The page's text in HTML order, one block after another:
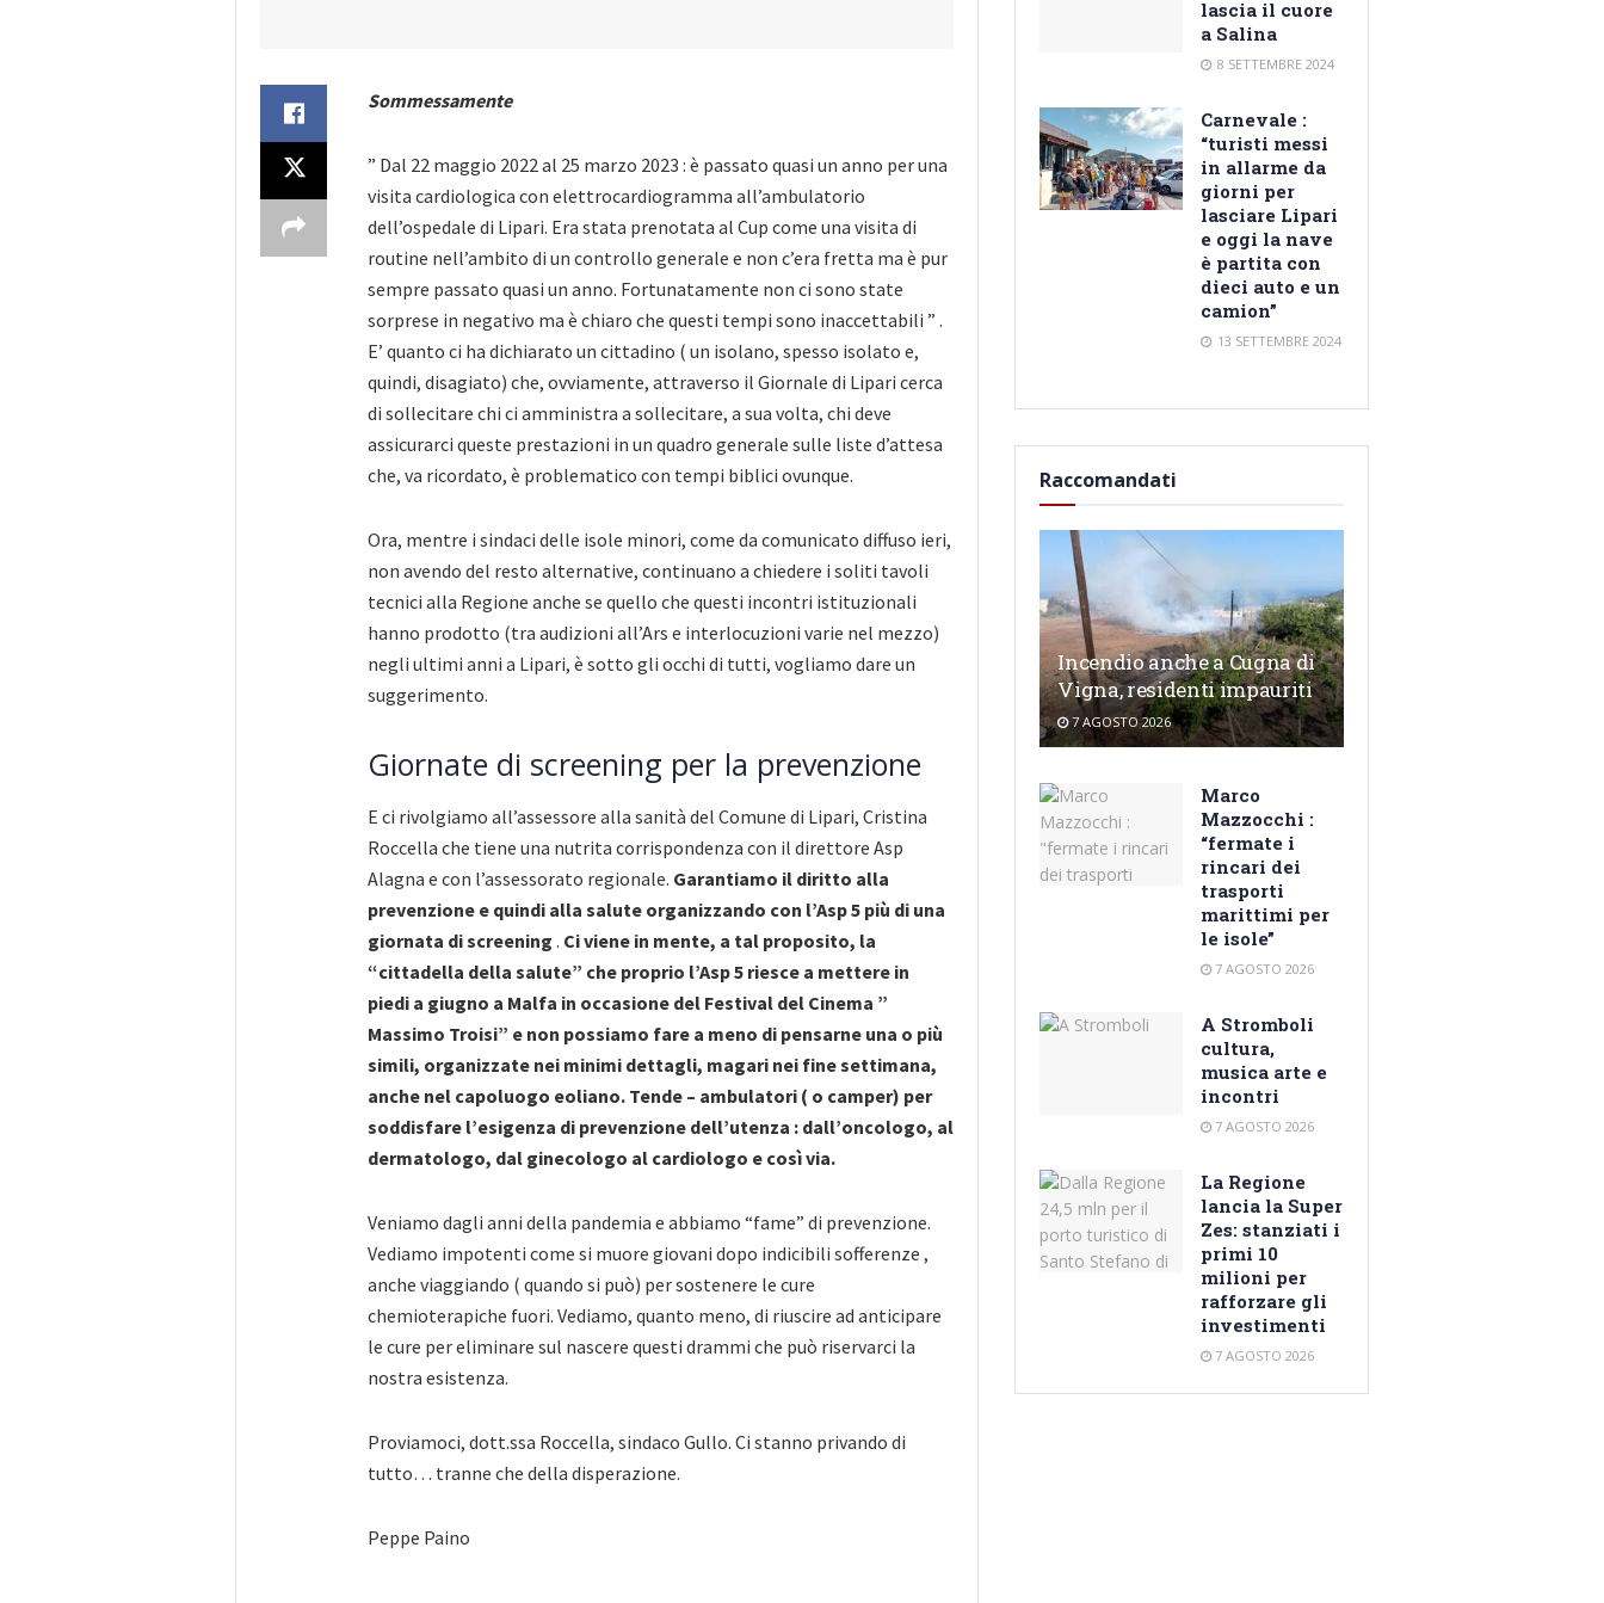
Sommessamente
” Dal 22 maggio 2022 al 25 marzo 2023 : è passato quasi un anno per una
visita cardiologica con elettrocardiogramma all’ambulatorio
dell’ospedale di Lipari. Era stata prenotata al Cup come una visita di
routine nell’ambito di un controllo generale e non c’era fretta ma è pur
sempre passato quasi un anno. Fortunatamente non ci sono state
sorprese in negativo ma è chiaro che questi tempi sono inaccettabili ” .
E’ quanto ci ha dichiarato un cittadino ( un isolano, spesso isolato e,
quindi, disagiato) che, ovviamente, attraverso il Giornale di Lipari cerca
di sollecitare chi ci amministra a sollecitare, a sua volta, chi deve
assicurarci queste prestazioni in un quadro generale sulle liste d’attesa
che, va ricordato, è problematico con tempi biblici ovunque.
Ora, mentre i sindaci delle isole minori, come da comunicato diffuso ieri,
non avendo del resto alternative, continuano a chiedere i soliti tavoli
tecnici alla Regione anche se quello che questi incontri istituzionali
hanno prodotto (tra audizioni all’Ars e interlocuzioni varie nel mezzo)
negli ultimi anni a Lipari, è sotto gli occhi di tutti, vogliamo dare un
suggerimento.
Giornate di screening per la prevenzione
E ci rivolgiamo all’assessore alla sanità del Comune di Lipari, Cristina
Roccella che tiene una nutrita corrispondenza con il direttore Asp
Alagna e con l’assessorato regionale. Garantiamo il diritto alla
prevenzione e quindi alla salute organizzando con l’Asp 5 più di una
giornata di screening . Ci viene in mente, a tal proposito, la
“cittadella della salute” che proprio l’Asp 5 riesce a mettere in
piedi a giugno a Malfa in occasione del Festival del Cinema ”
Massimo Troisi” e non possiamo fare a meno di pensarne una o più
simili, organizzate nei minimi dettagli, magari nei fine settimana,
anche nel capoluogo eoliano. Tende – ambulatori ( o camper) per
soddisfare l’esigenza di prevenzione dell’utenza : dall’oncologo, al
dermatologo, dal ginecologo al cardiologo e così via.
Veniamo dagli anni della pandemia e abbiamo “fame” di prevenzione.
Vediamo impotenti come si muore giovani dopo indicibili sofferenze ,
anche viaggiando ( quando si può) per sostenere le cure
chemioterapiche fuori. Vediamo, quanto meno, di riuscire ad anticipare
le cure per eliminare sul nascere questi drammi che può riservarci la
nostra esistenza.
Proviamoci, dott.ssa Roccella, sindaco Gullo. Ci stanno privando di
tutto… tranne che della disperazione.
Peppe Paino
lascia il cuore
a Salina
8 SETTEMBRE 2024
Carnevale :
“turisti messi
in allarme da
giorni per
lasciare Lipari
e oggi la nave
è partita con
dieci auto e un
camion”
13 SETTEMBRE 2024
Raccomandati
Incendio anche a Cugna di
Vigna, residenti impauriti
7 AGOSTO 2026
Marco
Mazzocchi :
“fermate i
rincari dei
trasporti
marittimi per
le isole”
7 AGOSTO 2026
A Stromboli
cultura,
musica arte e
incontri
7 AGOSTO 2026
La Regione
lancia la Super
Zes: stanziati i
primi 10
milioni per
rafforzare gli
investimenti
7 AGOSTO 2026